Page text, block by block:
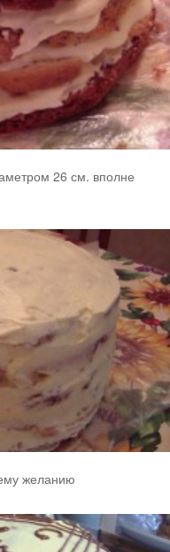
26 см. вполне
желанию